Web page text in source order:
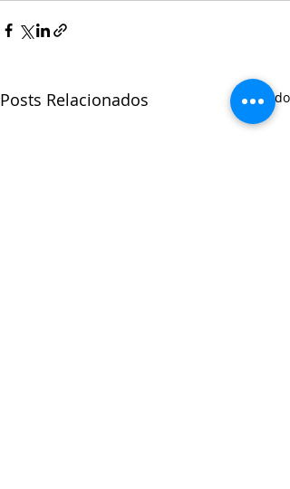
Posts Relacionados Ver tudo